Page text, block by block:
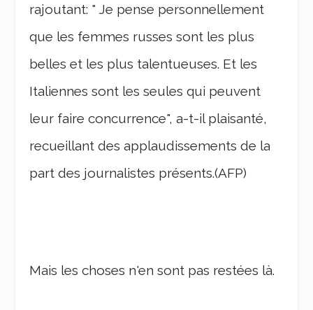
rajoutant: " Je pense personnellement
que les femmes russes sont les plus
belles et les plus talentueuses. Et les
Italiennes sont les seules qui peuvent
leur faire concurrence", a-t-il plaisanté,
recueillant des applaudissements de la
part des journalistes présents.(AFP)
Mais les choses n'en sont pas restées là.